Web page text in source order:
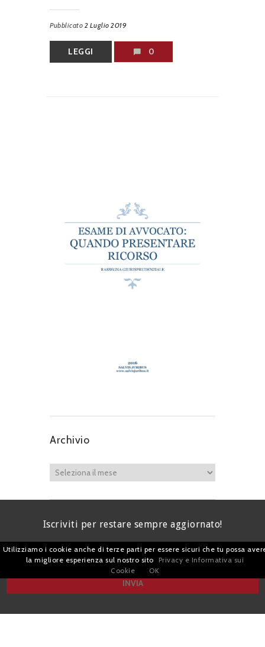
Pubblicato 2 Luglio 2019
LEGGI 0
Archivio
Iscriviti per restare sempre aggiornato!
I agree terms and conditions.*
Utilizziamo i cookie anche di terze parti per essere sicuri che tu possa
la migliore esperienza sul nostro sito
Privacy e Informativa sui
Cookie
OK